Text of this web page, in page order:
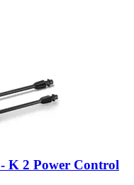
K 2 Power Control